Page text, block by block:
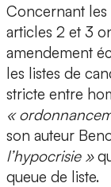
Concernant les
articles 2 et 3
amendement
les listes de
stricte entre
«
son auteur
l’hypocrisie »
queue de liste.